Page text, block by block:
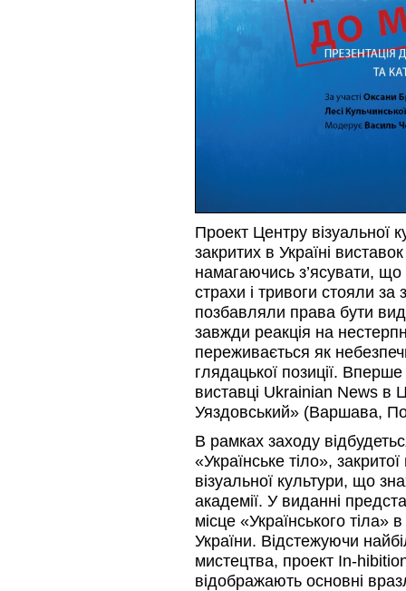
Проект Центру візуальної
закритих в Україні
намагаючись з’ясувати,
страхи і тривоги стояли
позбавляли права бути
завжди реакція на
переживається як
глядацької позиції.
виставці Ukrainian News в
Уяздовський» (Варшава,
В рамках заходу
«Українське тіло»,
візуальної культури, що
академії. У виданні
місце «Українського тіла»
України. Відстежуючи
мистецтва, проект In-
відображають основні